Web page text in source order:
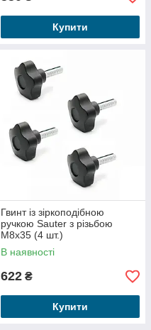
Купити
Гвинт із зіркоподібною
ручкою Sauter з різьбою
M8x35 (4 шт.)
В наявності
622 ₴
Купити